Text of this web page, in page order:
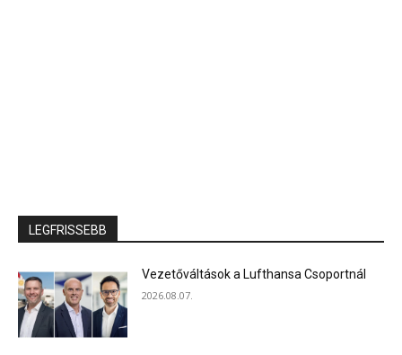
LEGFRISSEBB
Vezetőváltások a Lufthansa Csoportnál
2026.08.07.